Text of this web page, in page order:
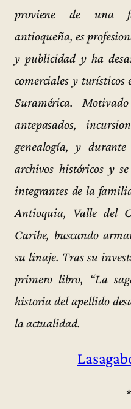
proviene de una
antioqueña, es
y publicidad y ha
comerciales y turísticos
Suramérica.
antepasados,
genealogía, y
archivos históricos y
integrantes de la
Antioquia, Valle del
Caribe, buscando
su linaje. Tras su
primero libro, “La
historia del apellido
la actualidad.